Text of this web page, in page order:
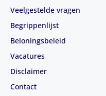
Veelgestelde vragen
Begrippenlijst
Beloningsbeleid
Vacatures
Disclaimer
Contact